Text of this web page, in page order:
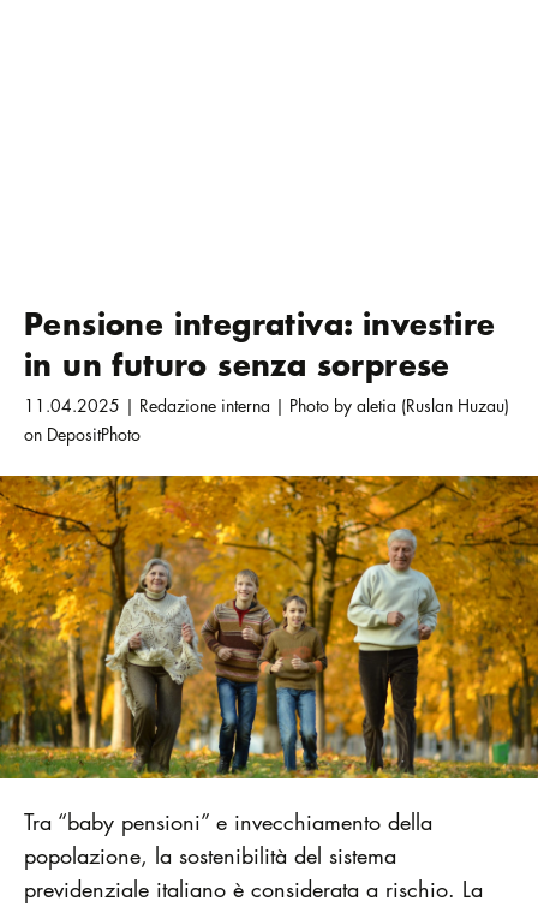
Pensione integrativa: investire
in un futuro senza sorprese
11.04.2025 | Redazione interna | Photo by aletia (Ruslan Huzau)
on DepositPhoto
Tra “baby pensioni” e invecchiamento della
popolazione, la sostenibilità del sistema
previdenziale italiano è considerata a rischio. La